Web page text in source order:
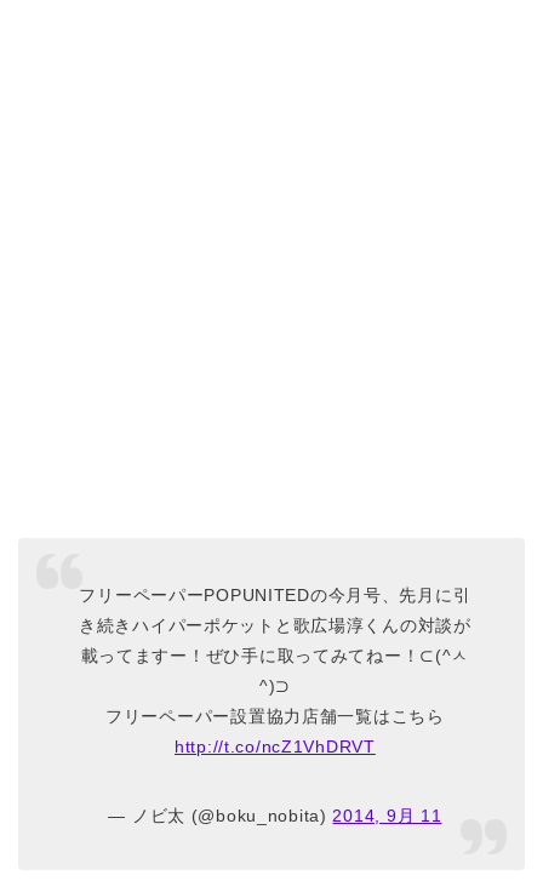
フリーペーパーPOPUNITEDの今月号、先月に引
き続きハイパーポケットと歌広場淳くんの対談が
載ってますー！ぜひ手に取ってみてねー！⊂(^ㅅ
^)⊃
フリーペーパー設置協力店舗一覧はこちら
http://t.co/ncZ1VhDRVT
— ノビ太 (@boku_nobita) 2014, 9月 11